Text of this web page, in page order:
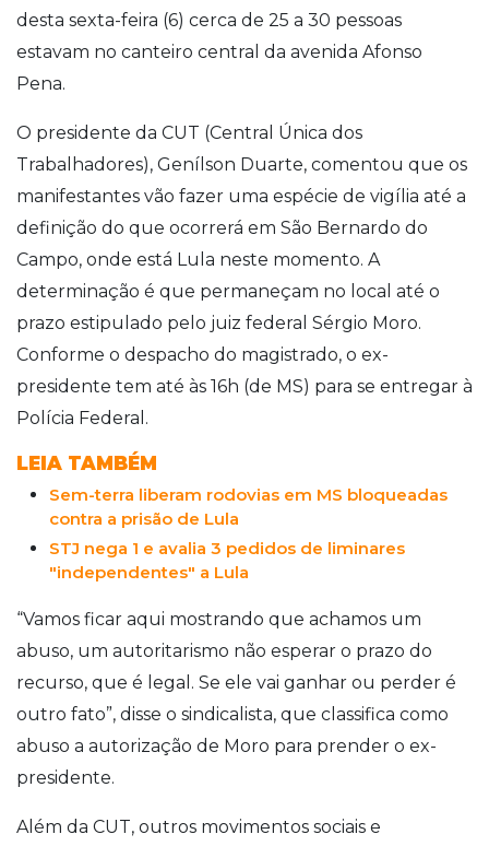
desta sexta-feira (6) cerca de 25 a 30 pessoas
estavam no canteiro central da avenida Afonso
Pena.
O presidente da CUT (Central Única dos
Trabalhadores), Genílson Duarte, comentou que os
manifestantes vão fazer uma espécie de vigília até a
definição do que ocorrerá em São Bernardo do
Campo, onde está Lula neste momento. A
determinação é que permaneçam no local até o
prazo estipulado pelo juiz federal Sérgio Moro.
Conforme o despacho do magistrado, o ex-
presidente tem até às 16h (de MS) para se entregar à
Polícia Federal.
LEIA TAMBÉM
Sem-terra liberam rodovias em MS bloqueadas
contra a prisão de Lula
STJ nega 1 e avalia 3 pedidos de liminares
"independentes" a Lula
“Vamos ficar aqui mostrando que achamos um
abuso, um autoritarismo não esperar o prazo do
recurso, que é legal. Se ele vai ganhar ou perder é
outro fato”, disse o sindicalista, que classifica como
abuso a autorização de Moro para prender o ex-
presidente.
Além da CUT, outros movimentos sociais e